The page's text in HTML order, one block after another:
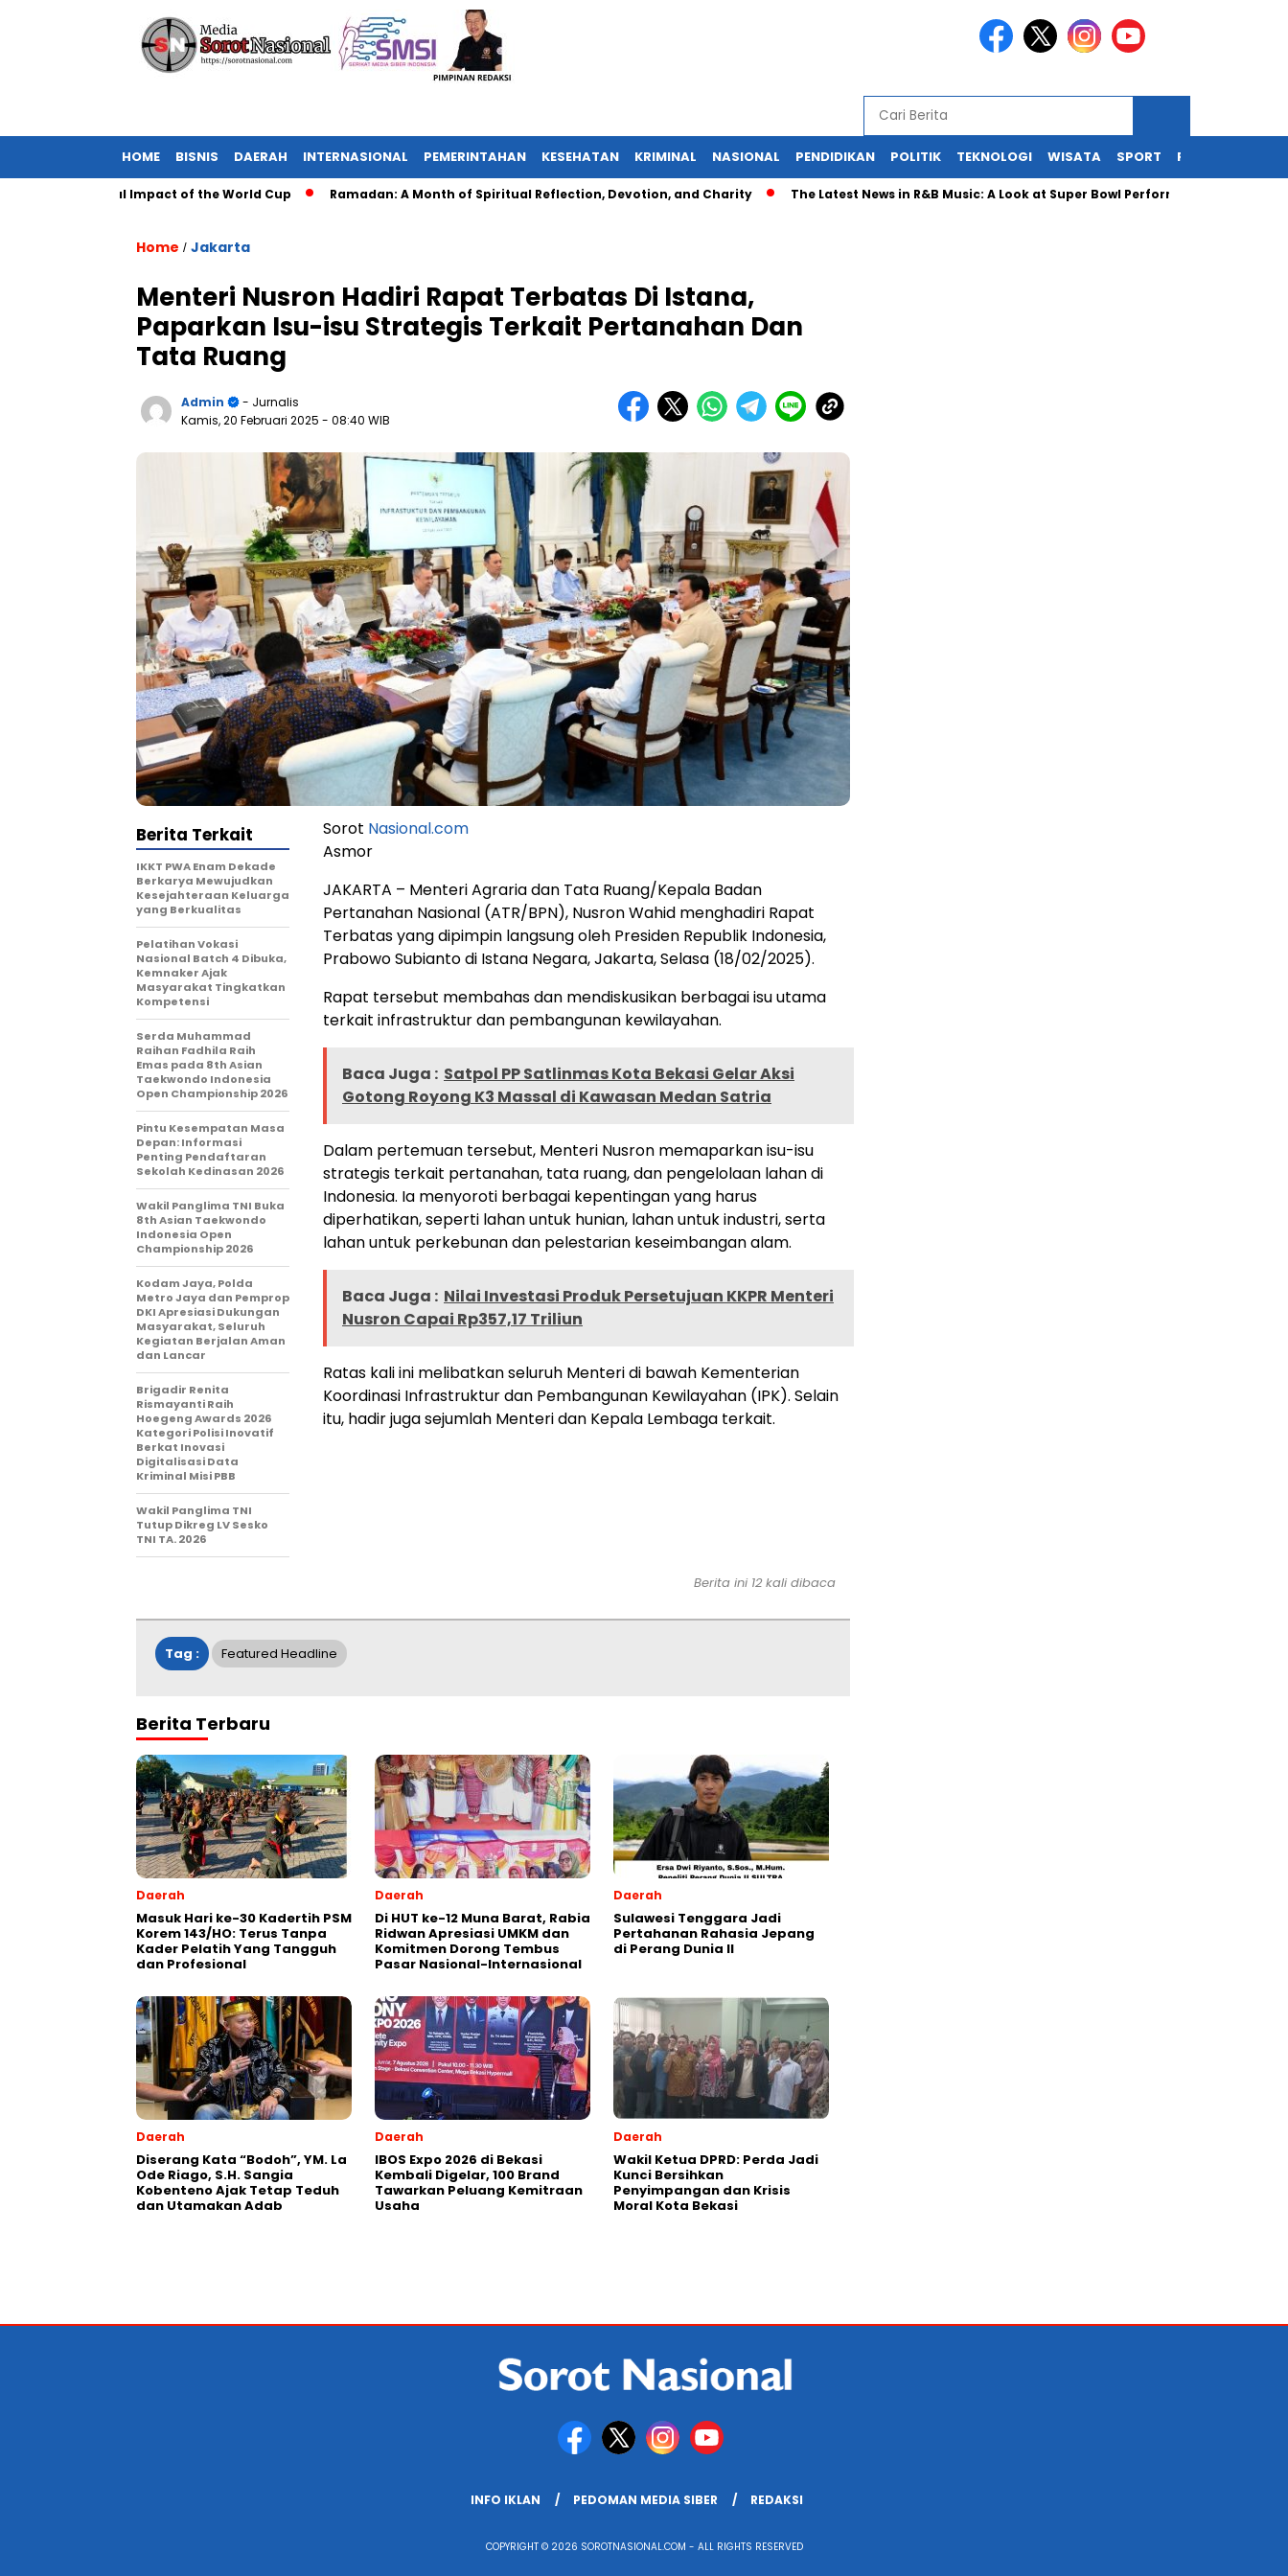
HOME BISNIS DAERAH INTERNASIONAL PEMERINTAHAN KESEHATAN KRIMINAL NASIONAL PENDIDIKAN POLITIK TEKNOLOGI WISATA SPORT REDAKSI
The Global Impact of the World Cup Ramadan: A Month of Spiritual Reflection, Devotion, and Charity The Latest News in R&B Music: A Look at Super Bowl Performances, New
Home / Jakarta
Menteri Nusron Hadiri Rapat Terbatas Di Istana,
Paparkan Isu-isu Strategis Terkait Pertanahan Dan
Tata Ruang
Admin
- Jurnalis
Kamis, 20 Februari 2025 - 08:40 WIB
Sorot Nasional.com
Asmor
JAKARTA – Menteri Agraria dan Tata Ruang/Kepala Badan
Pertanahan Nasional (ATR/BPN), Nusron Wahid menghadiri Rapat
Terbatas yang dipimpin langsung oleh Presiden Republik Indonesia,
Prabowo Subianto di Istana Negara, Jakarta, Selasa (18/02/2025).
Rapat tersebut membahas dan mendiskusikan berbagai isu utama
terkait infrastruktur dan pembangunan kewilayahan.
Baca Juga : Satpol PP Satlinmas Kota Bekasi Gelar Aksi
Gotong Royong K3 Massal di Kawasan Medan Satria
Dalam pertemuan tersebut, Menteri Nusron memaparkan isu-isu
strategis terkait pertanahan, tata ruang, dan pengelolaan lahan di
Indonesia. Ia menyoroti berbagai kepentingan yang harus
diperhatikan, seperti lahan untuk hunian, lahan untuk industri, serta
lahan untuk perkebunan dan pelestarian keseimbangan alam.
Baca Juga : Nilai Investasi Produk Persetujuan KKPR Menteri
Nusron Capai Rp357,17 Triliun
Ratas kali ini melibatkan seluruh Menteri di bawah Kementerian
Koordinasi Infrastruktur dan Pembangunan Kewilayahan (IPK). Selain
itu, hadir juga sejumlah Menteri dan Kepala Lembaga terkait.
Berita Terkait
IKKT PWA Enam Dekade
Berkarya Mewujudkan
Kesejahteraan Keluarga
yang Berkualitas
Pelatihan Vokasi
Nasional Batch 4 Dibuka,
Kemnaker Ajak
Masyarakat Tingkatkan
Kompetensi
Serda Muhammad
Raihan Fadhila Raih
Emas pada 8th Asian
Taekwondo Indonesia
Open Championship 2026
Pintu Kesempatan Masa
Depan: Informasi
Penting Pendaftaran
Sekolah Kedinasan 2026
Wakil Panglima TNI Buka
8th Asian Taekwondo
Indonesia Open
Championship 2026
Kodam Jaya, Polda
Metro Jaya dan Pemprop
DKI Apresiasi Dukungan
Masyarakat, Seluruh
Kegiatan Berjalan Aman
dan Lancar
Brigadir Renita
Rismayanti Raih
Hoegeng Awards 2026
Kategori Polisi Inovatif
Berkat Inovasi
Digitalisasi Data
Kriminal Misi PBB
Wakil Panglima TNI
Tutup Dikreg LV Sesko
TNI TA. 2026
Berita ini 12 kali dibaca
Tag : Featured Headline
Berita Terbaru
Daerah
Masuk Hari ke-30 Kadertih PSM
Korem 143/HO: Terus Tanpa
Kader Pelatih Yang Tangguh
dan Profesional
Daerah
Di HUT ke-12 Muna Barat, Rabia
Ridwan Apresiasi UMKM dan
Komitmen Dorong Tembus
Pasar Nasional-Internasional
Daerah
Sulawesi Tenggara Jadi
Pertahanan Rahasia Jepang
di Perang Dunia II
Daerah
Diserang Kata “Bodoh”, YM. La
Ode Riago, S.H. Sangia
Kobenteno Ajak Tetap Teduh
dan Utamakan Adab
Daerah
IBOS Expo 2026 di Bekasi
Kembali Digelar, 100 Brand
Tawarkan Peluang Kemitraan
Usaha
Daerah
Wakil Ketua DPRD: Perda Jadi
Kunci Bersihkan
Penyimpangan dan Krisis
Moral Kota Bekasi
INFO IKLAN PEDOMAN MEDIA SIBER REDAKSI
COPYRIGHT © 2026 SOROTNASIONAL.COM - ALL RIGHTS RESERVED